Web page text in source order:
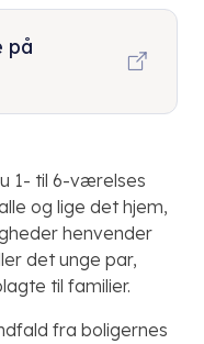
1- til 6-værelses
og lige det hjem,
henvender
det unge par,
til familier.
fra boligernes
på